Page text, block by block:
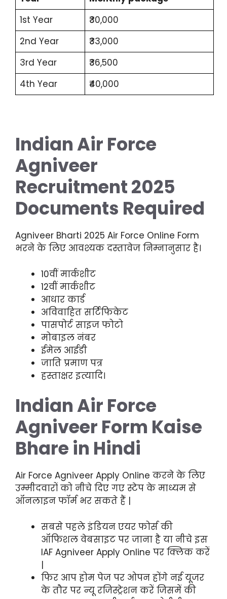
1st Year
₹30,000
2nd Year
₹33,000
3rd Year
₹36,500
4th Year
₹40,000
Indian Air Force
Agniveer
Recruitment 2025
Documents Required
Agniveer Bharti 2025 Air Force Online Form
भरने के लिए आवश्यक दस्तावेज निम्नानुसार है।
10वीं मार्कशीट
12वीं मार्कशीट
आधार कार्ड
अविवाहित सर्टिफिकेट
पासपोर्ट साइज फोटो
मोबाइल नंबर
ईमेल आईडी
जाति प्रमाण पत्र
हस्ताक्षर इत्यादि।
Indian Air Force
Agniveer Form Kaise
Bhare in Hindi
Air Force Agniveer Apply Online करने के लिए
उम्मीदवारों को नीचे दिए गए स्टेप के माध्यम से
ऑनलाइन फॉर्म भर सकते हैं |
सबसे पहले इंडियन एयर फोर्स की
ऑफिशल वेबसाइट पर जाना है या नीचे इस
IAF Agniveer Apply Online पर क्लिक करें
|
फिर आप होम पेज पर ओपन होंगे नई यूजर
के तौर पर न्यू रजिस्ट्रेशन करें जिसमें की